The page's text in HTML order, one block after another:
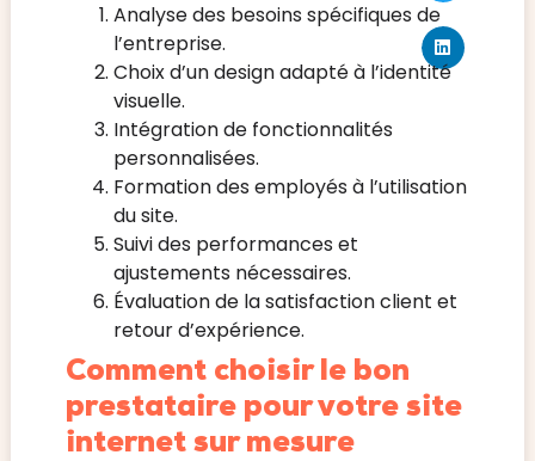
Analyse des besoins spécifiques de
l’entreprise.
Choix d’un design adapté à l’identité
visuelle.
Intégration de fonctionnalités
personnalisées.
Formation des employés à l’utilisation
du site.
Suivi des performances et
ajustements nécessaires.
Évaluation de la satisfaction client et
retour d’expérience.
Comment choisir le bon
prestataire pour votre site
internet sur mesure